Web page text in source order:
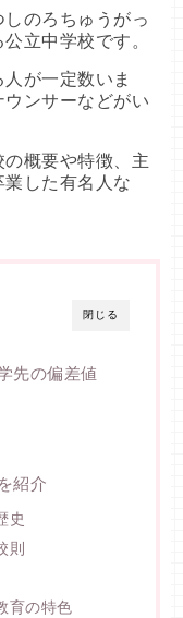
しのろちゅうがっ
立中学校です。
が一定数いま
ンサーなどがい
概要や特徴、主
した有名人な
閉じる
先の偏差値
紹介
史
則
育の特色